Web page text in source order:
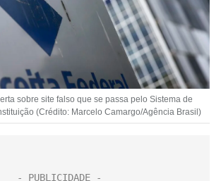
sobre site falso que se passa pelo Sistema de
(Crédito: Marcelo Camargo/Agência Brasil)